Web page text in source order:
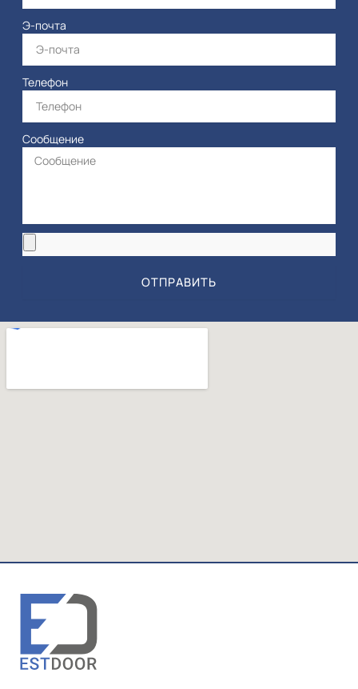
Э-почта
Телефон
Сообщение
ОТПРАВИТЬ